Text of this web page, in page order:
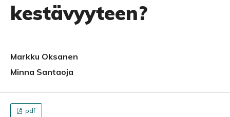
kestävyyteen?
Markku Oksanen
Minna Santaoja
pdf